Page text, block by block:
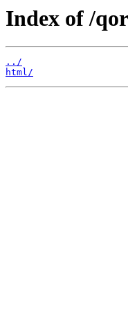
Index of /
../
html/